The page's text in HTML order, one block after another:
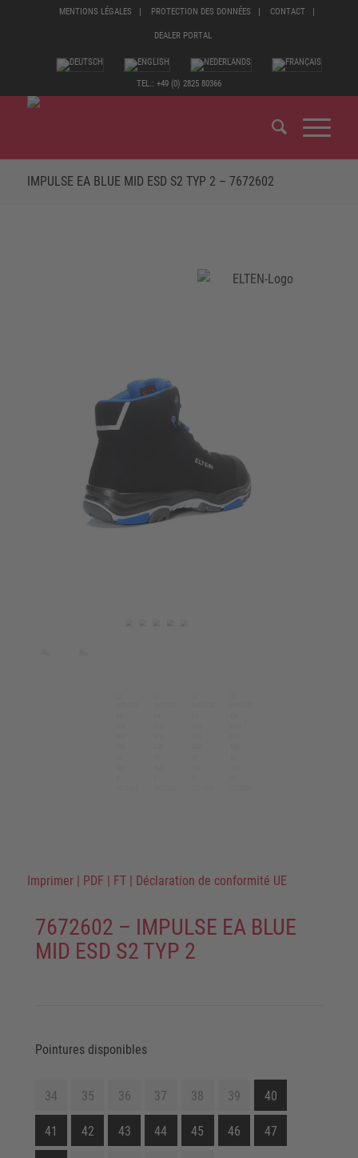
MENTIONS LÉGALES PROTECTION DES DONNÉES CONTACT
DEALER PORTAL
TEL.: +49 (0) 2825 80366
IMPULSE EA BLUE MID ESD S2 TYP 2 – 7672602
Imprimer | PDF | FT | Déclaration de conformité UE
7672602 – IMPULSE EA BLUE
MID ESD S2 TYP 2
Pointures disponibles
34 35 36 37 38 39 40
41 42 43 44 45 46 47